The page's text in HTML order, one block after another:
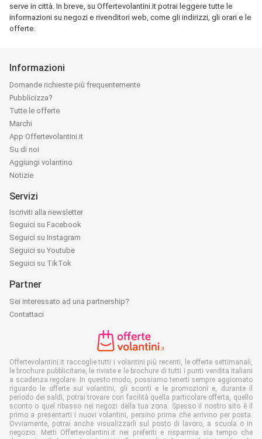
serve in città. In breve, su Offertevolantini.it potrai leggere tutte le
informazioni su negozi e rivenditori web, come gli indirizzi, gli orari e le
offerte.
Informazioni
Domande richieste più frequentemente
Pubblicizza?
Tutte le offerte
Marchi
App Offertevolantini.it
Su di noi
Aggiungi volantino
Notizie
Servizi
Iscriviti alla newsletter
Seguici su Facebook
Seguici su Instagram
Seguici su Youtube
Seguici su TikTok
Partner
Sei interessato ad una partnership?
Contattaci
Offertevolantini.it raccoglie tutti i volantini più recenti, le offerte settimanali,
le brochure pubblicitarie, le riviste e le brochure di tutti i punti vendita italiani
a scadenza regolare. In questo modo, possiamo tenerti sempre aggiornato
riguardo le offerte sui volantini, gli sconti e le promozioni e, durante il
periodo dei saldi, potrai trovare con facilità quella particolare offerta, quello
sconto o quel ribasso nei negozi della tua zona. Spesso il nostro sito è il
primo a presentarti i nuovi volantini, persino prima che arrivino per posta.
Ovviamente, potrai anche visualizzarli sul posto di lavoro, a scuola o in
negozio. Metti Offertevolantini.it nei preferiti e risparmia sia tempo che